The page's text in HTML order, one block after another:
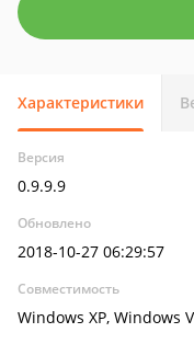
Характеристики
Версия
0.9.9.9
Обновлено
2018-10-27 06:29:57
Совместимость
Windows XP, Windows